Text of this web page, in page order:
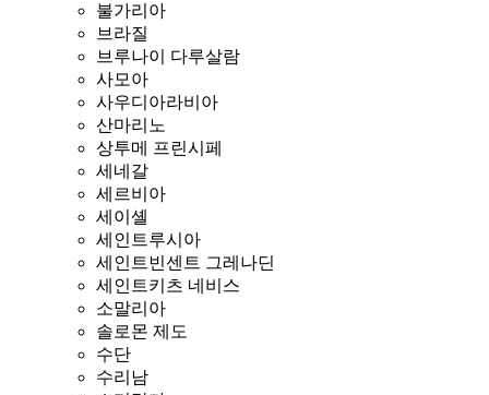
불가리아
브라질
브루나이 다루살람
사모아
사우디아라비아
산마리노
상투메 프린시페
세네갈
세르비아
세이셸
세인트루시아
세인트빈센트 그레나딘
세인트키츠 네비스
소말리아
솔로몬 제도
수단
수리남